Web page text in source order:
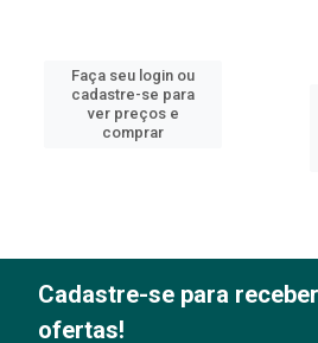
Faça seu login ou
cadastre-se para
ver preços e
comprar
Cadastre-se para
ofertas!